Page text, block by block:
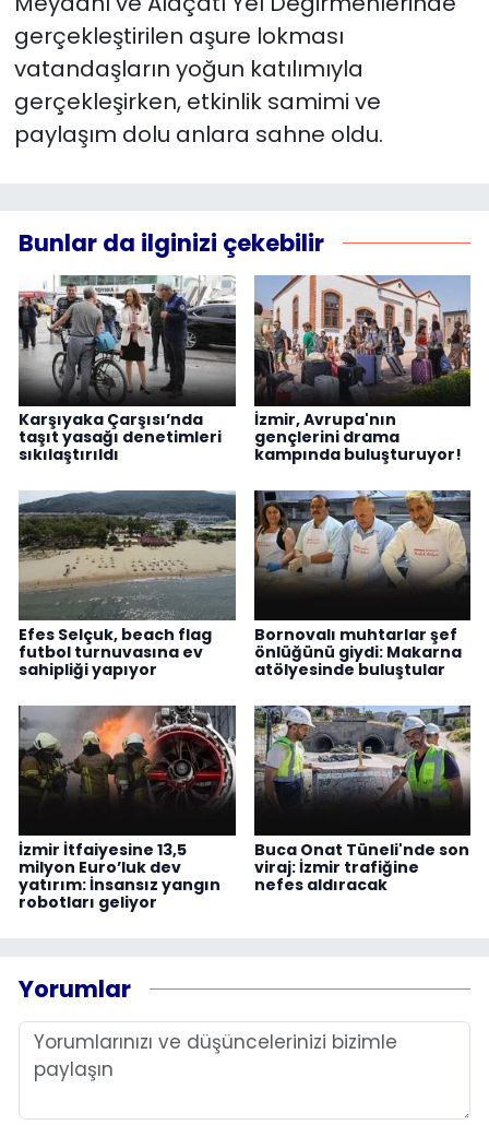
gerçekleştirilen aşure lokması
vatandaşların yoğun katılımıyla
gerçekleşirken, etkinlik samimi ve
paylaşım dolu anlara sahne oldu.
Bunlar da ilginizi çekebilir
Karşıyaka Çarşısı’nda
taşıt yasağı denetimleri
sıkılaştırıldı
İzmir, Avrupa'nın
gençlerini drama
kampında buluşturuyor!
Efes Selçuk, beach flag
futbol turnuvasına ev
sahipliği yapıyor
Bornovalı muhtarlar şef
önlüğünü giydi: Makarna
atölyesinde buluştular
İzmir İtfaiyesine 13,5
milyon Euro’luk dev
yatırım: İnsansız yangın
robotları geliyor
Buca Onat Tüneli'nde son
viraj: İzmir trafiğine
nefes aldıracak
Yorumlar